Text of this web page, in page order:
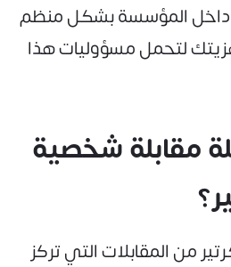
داخل المؤسسة بشكل منظم
لتحمل مسؤوليات هذا
مقابلة شخصية
من المقابلات التي تركز